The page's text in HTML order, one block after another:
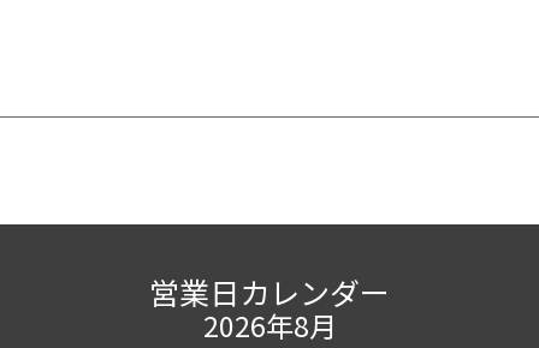
営業日カレンダー
2026年8月